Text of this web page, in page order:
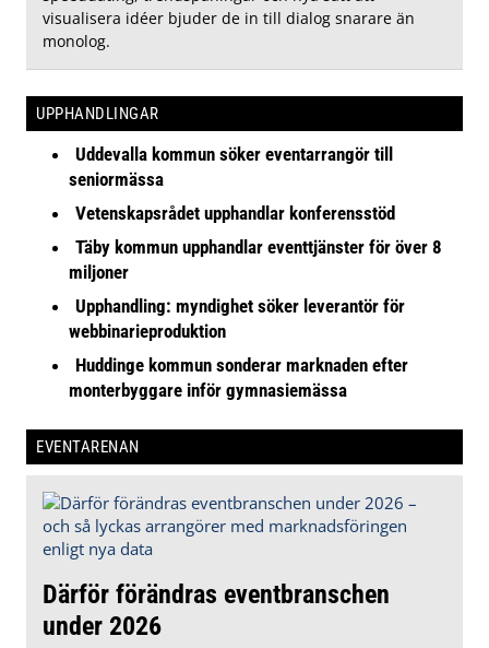
visualisera idéer bjuder de in till dialog snarare än
monolog.
UPPHANDLINGAR
Uddevalla kommun söker eventarrangör till
seniormässa
Vetenskapsrådet upphandlar konferensstöd
Täby kommun upphandlar eventtjänster för över 8
miljoner
Upphandling: myndighet söker leverantör för
webbinarieproduktion
Huddinge kommun sonderar marknaden efter
monterbyggare inför gymnasiemässa
EVENTARENAN
Därför förändras eventbranschen
under 2026